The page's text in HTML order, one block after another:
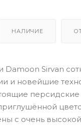
НАЛИЧИЕ
Damoon Sirvan
и новейшие
с очень